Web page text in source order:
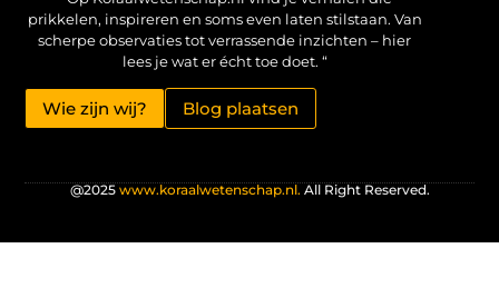
prikkelen, inspireren en soms even laten stilstaan. Van
scherpe observaties tot verrassende inzichten – hier
lees je wat er écht toe doet. “
Wie zijn wij? Blog plaatsen
@2025 www.koraalwetenschap.nl. All Right Reserved.